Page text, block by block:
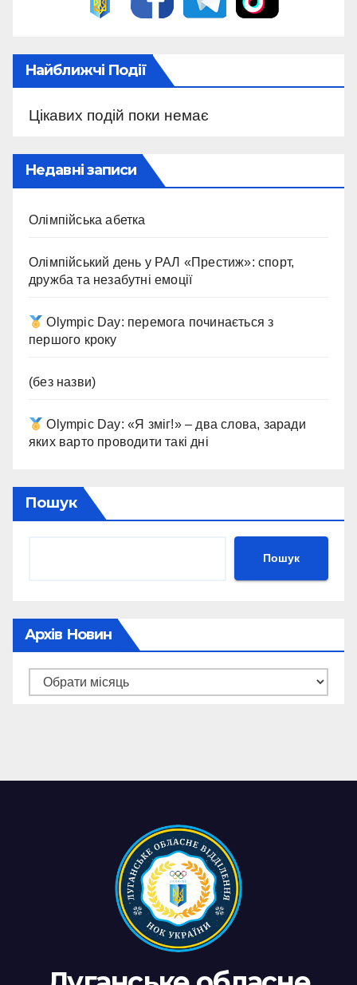
Найближчі Події
Цікавих подій поки немає
Недавні записи
Олімпійська абетка
Олімпійський день у РАЛ «Престиж»: спорт,
дружба та незабутні емоції
Olympic Day: перемога починається з
першого кроку
(без назви)
Olympic Day: «Я зміг!» – два слова, заради
яких варто проводити такі дні
Пошук
Пошук
Архів Новин
Архів